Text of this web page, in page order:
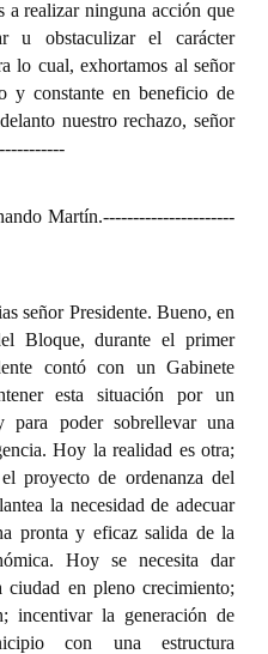
a realizar ninguna acción que
u obstaculizar el carácter
lo cual, exhortamos al señor
y constante en beneficio de
nuestro rechazo, señor
Martín.----------------------
señor Presidente. Bueno, en
Bloque, durante el primer
contó con un Gabinete
esta situación por un
para poder sobrellevar una
Hoy la realidad es otra;
proyecto de ordenanza del
la necesidad de adecuar
pronta y eficaz salida de la
Hoy se necesita dar
ciudad en pleno crecimiento;
incentivar la generación de
con una estructura